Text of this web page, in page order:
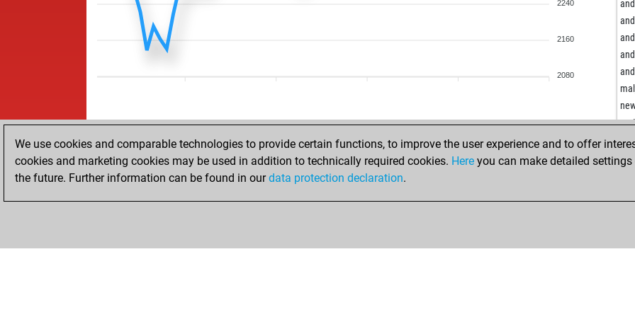
2240
2160
2080
ACCUEIL RÉSULTATS
We use cookies and comparable technologies to provide certain functions, to improve the user experience and to offer
cookies and marketing cookies may be used in addition to technically required cookies. Here you can make detailed
the future. Further information can be found in ourdata protection declaration.